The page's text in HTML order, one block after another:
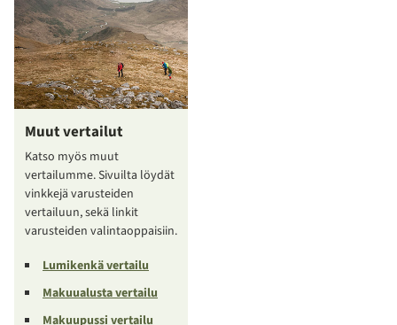
Muut vertailut
Katso myös muut
vertailumme. Sivuilta löydät
vinkkejä varusteiden
vertailuun, sekä linkit
varusteiden valintaoppaisiin.
Lumikenkä vertailu
Makuualusta vertailu
Makuupussi vertailu